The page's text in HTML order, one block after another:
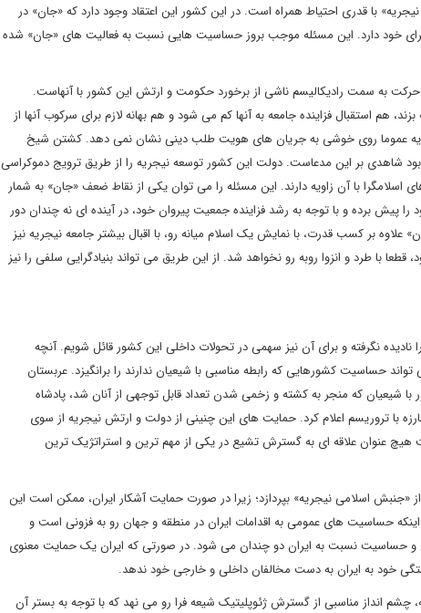
با قدری احتیاط همراه است. در این کشور این اعتقاد وجود دارد که «جان» در
خود دارد. این مسئله موجب بروز حساسیت هایی نسبت به فعالیت های «جان» شده
به سمت رادیکالیسم ناشی از برخورد حکومت و ارتش این کشور با آنهاست.
هم استقبال فزاینده جامعه به آنها کم می شود و هم بهانه لازم برای سرکوب آنها از
عموما روی خوشی به جریان های هویت طلب دینی نشان نمی دهد. کشتن شیخ
شاهدی بر این مدعاست. دولت این کشور توسعه نیجریه را از طریق ترویج دموکراسی
با آن زاویه دارند. این مسئله را می توان یکی از نقاط ضعف «جان» به شمار
را پیش برده و با توجه به رشد فزاینده جمعیت پیروان خود، در آینده ای نه چندان دور
بر کسب قدرت، با نمایش یک اسلام میانه رو، با اقبال بیشتر جامعه نیجریه نیز
با طرد و انزوا روبه رو نخواهد شد. از این طریق می تواند بنیادگرایی سلفی را نیز
نگرفته و برای آن نیز سهمی در تحولات داخلی این کشور قائل شویم. آنچه
حساسیت کشورهایی که رابطه مناسبی با شیعیان ندارند را برانگیزد. عربستان
شیعیان که منجر به کشته و زخمی شدن تعداد قابل توجهی از آنان شد، پادشاه
با تروریسم اعلام کرد. حمایت های این چنینی از دولت و ارتش نیجریه از سوی
عنوان علاقه ای به گسترش تشیع در یکی از مهم ترین و استراتژیک ترین
«جنبش اسلامی نیجریه» بپردازد؛ زیرا در صورت حمایت آشکار ایران، ممکن است این
حساسیت های عمومی به اقدامات ایران در منطقه و جهان رو به فزونی است و
و حساسیت نسبت به ایران دو چندان می شود. در صورتی که ایران یک حمایت معنوی
خود به ایران به دست مخالفان داخلی و خارجی خود ندهد.
انداز مناسبی از گسترش ژئوپلیتیک شیعه فرا رو می نهد که با توجه به بستر آن